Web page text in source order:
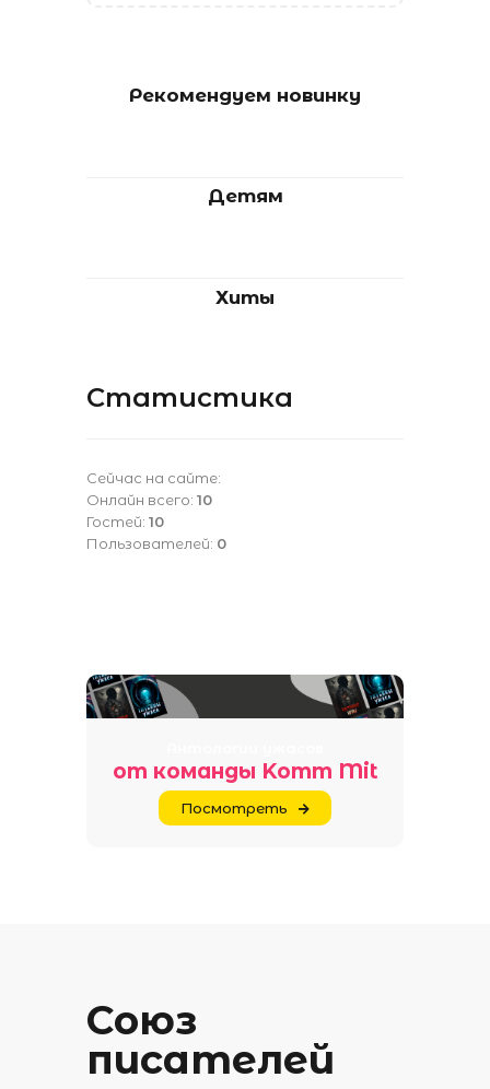
Рекомендуем новинку
Детям
Хиты
Статистика
Сейчас на сайте:
Онлайн всего: 10
Гостей: 10
Пользователей: 0
от команды Komm Mit
Посмотреть
Союз
писателей